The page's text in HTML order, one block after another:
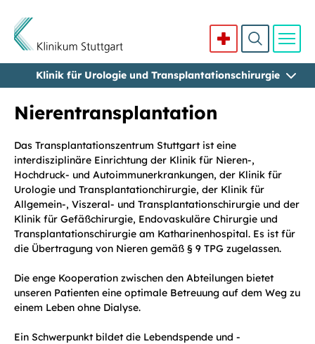
Direkt zum Inhalt
Klinik für Urologie und Transplantationschirurgie
Nierentransplantation
Das Transplantationszentrum Stuttgart ist eine
interdisziplinäre Einrichtung der Klinik für Nieren-,
Hochdruck- und Autoimmunerkrankungen, der Klinik für
Urologie und Transplantationchirurgie, der Klinik für
Allgemein-, Viszeral- und Transplantationschirurgie und der
Klinik für Gefäßchirurgie, Endovaskuläre Chirurgie und
Transplantationschirurgie am Katharinenhospital. Es ist für
die Übertragung von Nieren gemäß § 9 TPG zugelassen.
Die enge Kooperation zwischen den Abteilungen bietet
unseren Patienten eine optimale Betreuung auf dem Weg zu
einem Leben ohne Dialyse.
Ein Schwerpunkt bildet die Lebendspende und -